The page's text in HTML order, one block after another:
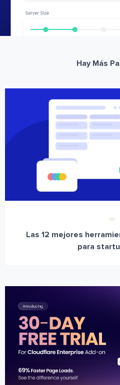
Hay Más
Las 12 mejores
para